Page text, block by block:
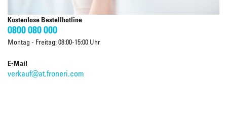
Kostenlose Bestellhotline
0800 080 000
Montag - Freitag: 08:00-15:00 Uhr
E-Mail
verkauf@at.froneri.com